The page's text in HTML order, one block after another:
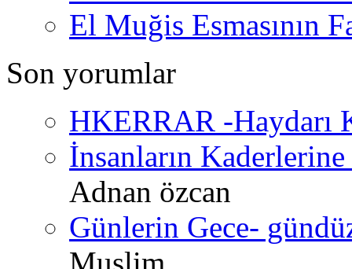
El Muğis Esmasının
Son yorumlar
HKERRAR -Haydarı
İnsanların
Adnan özcan
Günlerin Gece-